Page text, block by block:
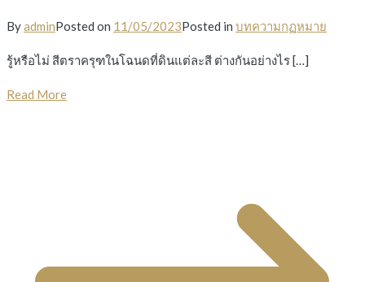
ByadminPosted on 11/05/2023Posted in บทความกฏหมาย
รู้หรือไม่ สีตราครุฑในโฉนดที่ดินแต่ละสี ต่างกันอย่างไร […]
Read More